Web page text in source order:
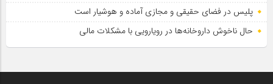
پلیس در فضای حقیقی و مجازی آماده و هوشیار است
حال ناخوش داروخانه‌ها در رویارویی با مشکلات مالی